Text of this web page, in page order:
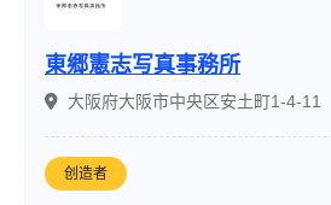
東郷憲志写真事務所
大阪府大阪市中央区安土町1-4-
创造者